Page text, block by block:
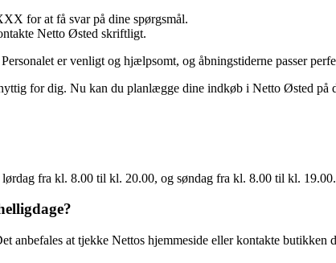
for at få svar på dine spørgsmål.
Netto Østed skriftligt.
er venligt og hjælpsomt, og åbningstiderne passer
for dig. Nu kan du planlægge dine indkøb i Netto Østed på
fra kl. 8.00 til kl. 20.00, og søndag fra kl. 8.00 til kl. 19.00.
anbefales at tjekke Nettos hjemmeside eller kontakte